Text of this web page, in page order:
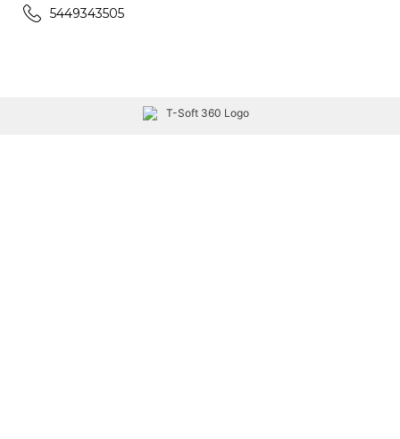
5449343505